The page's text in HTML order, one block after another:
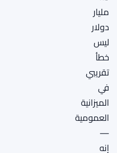
مليار
دولار
ليس
خطأ
تقريبي
في
الميزانية
العمومية
—
إنه